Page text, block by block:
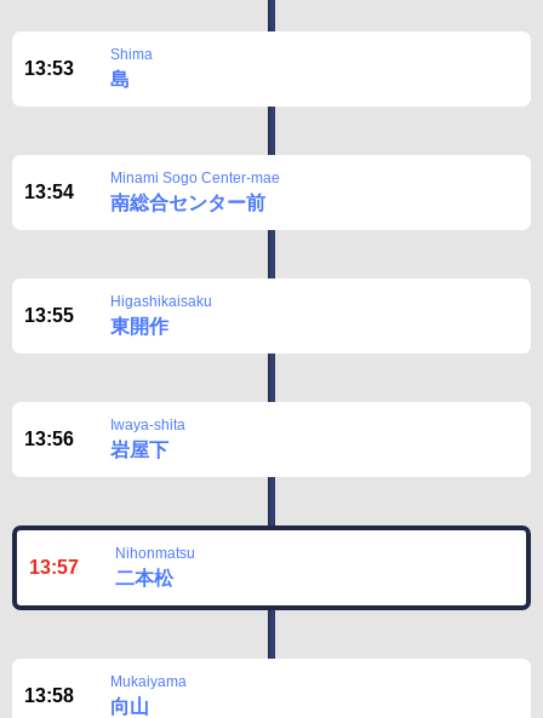
13:53
Shima
島
13:54
Minami Sogo Center-mae
南総合センター前
13:55
Higashikaisaku
東開作
13:56
Iwaya-shita
岩屋下
13:57
Nihonmatsu
二本松
13:58
Mukaiyama
向山